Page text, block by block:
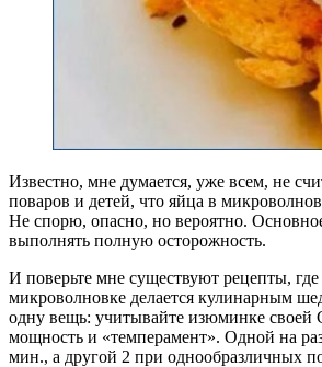
Известно, мне думается, уже всем, не
поваров и детей, что яйца в
Не спорю, опасно, но вероятно.
выполнять полную осторожность.
И поверьте мне существуют рецепты,
микроволновке делается кулинарным
одну вещь: учитывайте изюминке своей
мощность и «темперамент». Одной на
мин., а другой 2 при однообразличных